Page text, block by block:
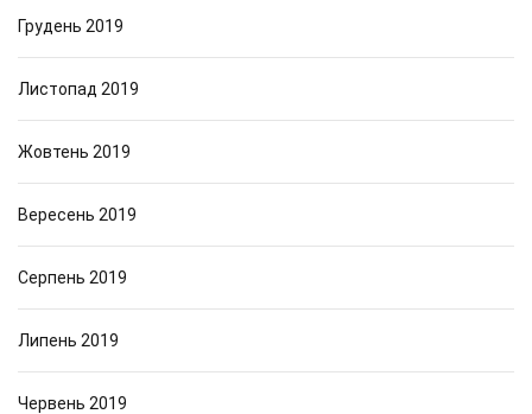
Грудень 2019
Листопад 2019
Жовтень 2019
Вересень 2019
Серпень 2019
Липень 2019
Червень 2019